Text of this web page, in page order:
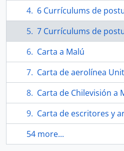
6 Currículums de postulantes al Taller de Poesía
7 Currículums de postulantes al Taller de Poesía
Carta a Malú
Carta de aerolínea
Carta de Chilevisión a
Carta de escritores y artistas
54 more...